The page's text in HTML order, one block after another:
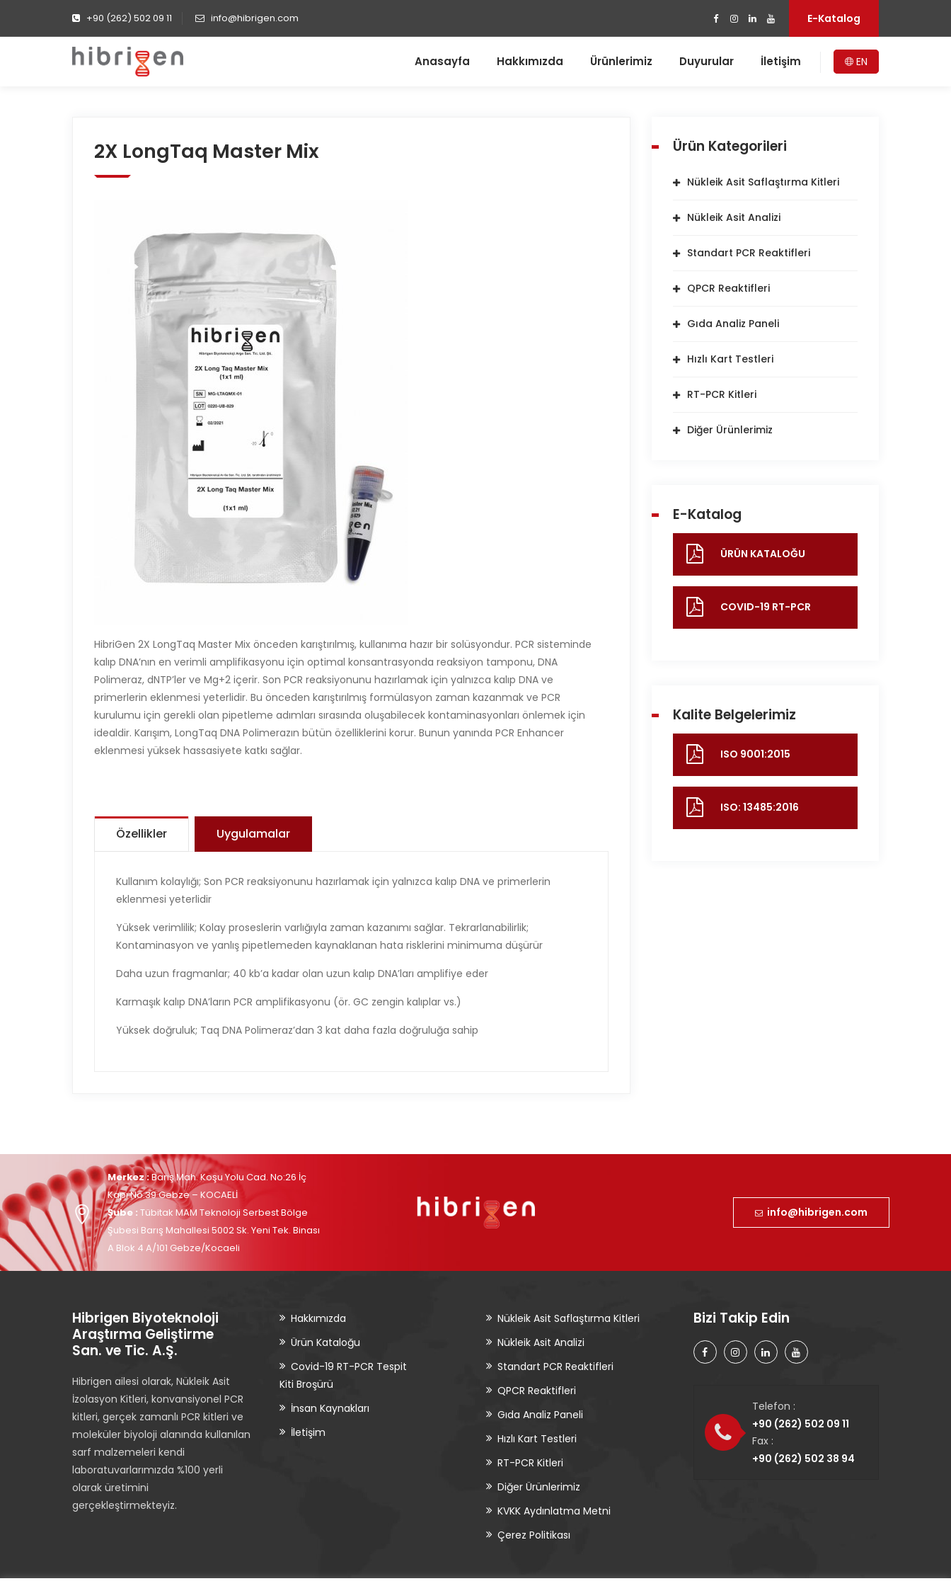
+90 (262) 502 09 11 info@hibrigen.com E-Katalog
EN
Anasayfa Hakkımızda Ürünlerimiz Duyurular İletişim
2X LongTaq Master Mix
HibriGen 2X LongTaq Master Mix önceden karıştırılmış, kullanıma hazır bir solüsyondur. PCR sisteminde
kalıp DNA’nın en verimli amplifikasyonu için optimal konsantrasyonda reaksiyon tamponu, DNA
Polimeraz, dNTP’ler ve Mg+2 içerir. Son PCR reaksiyonunu hazırlamak için yalnızca kalıp DNA ve
primerlerin eklenmesi yeterlidir. Bu önceden karıştırılmış formülasyon zaman kazanmak ve PCR
kurulumu için gerekli olan pipetleme adımları sırasında oluşabilecek kontaminasyonları önlemek için
idealdir. Karışım, LongTaq DNA Polimerazın bütün özelliklerini korur. Bunun yanında PCR Enhancer
eklenmesi yüksek hassasiyete katkı sağlar.
Özellikler Uygulamalar
Kullanım kolaylığı; Son PCR reaksiyonunu hazırlamak için yalnızca kalıp DNA ve primerlerin
eklenmesi yeterlidir
Yüksek verimlilik; Kolay proseslerin varlığıyla zaman kazanımı sağlar. Tekrarlanabilirlik;
Kontaminasyon ve yanlış pipetlemeden kaynaklanan hata risklerini minimuma düşürür
Daha uzun fragmanlar; 40 kb’a kadar olan uzun kalıp DNA’ları amplifiye eder
Karmaşık kalıp DNA’ların PCR amplifikasyonu (ör. GC zengin kalıplar vs.)
Yüksek doğruluk; Taq DNA Polimeraz’dan 3 kat daha fazla doğruluğa sahip
Ürün Kategorileri
Nükleik Asit Saflaştırma Kitleri
Nükleik Asit Analizi
Standart PCR Reaktifleri
QPCR Reaktifleri
Gıda Analiz Paneli
Hızlı Kart Testleri
RT-PCR Kitleri
Diğer Ürünlerimiz
E-Katalog
ÜRÜN KATALOĞU
COVID-19 RT-PCR
Kalite Belgelerimiz
ISO 9001:2015
ISO: 13485:2016
Merkez :Barış Mah. Koşu Yolu Cad. No:26 İç
Kapı No:39 Gebze – KOCAELİ
Şube : Tübitak MAM Teknoloji Serbest Bölge
Şubesi Barış Mahallesi 5002 Sk. Yeni Tek. Binası
A Blok 4 A/101 Gebze/Kocaeli
info@hibrigen.com
Hibrigen Biyoteknoloji
Araştırma Geliştirme
San. ve Tic. A.Ş.
Hibrigen ailesi olarak, Nükleik Asit
İzolasyon Kitleri, konvansiyonel PCR
kitleri, gerçek zamanlı PCR kitleri ve
moleküler biyoloji alanında kullanılan
sarf malzemeleri kendi
laboratuvarlarımızda %100 yerli
olarak üretimini
gerçekleştirmekteyiz.
Hakkımızda
Ürün Kataloğu
Covid-19 RT-PCR Tespit
Kiti Broşürü
İnsan Kaynakları
İletişim
Nükleik Asit Saflaştırma Kitleri
Nükleik Asit Analizi
Standart PCR Reaktifleri
QPCR Reaktifleri
Gıda Analiz Paneli
Hızlı Kart Testleri
RT-PCR Kitleri
Diğer Ürünlerimiz
KVKK Aydınlatma Metni
Çerez Politikası
Bizi Takip Edin
Telefon :
+90 (262) 502 09 11
Fax :
+90 (262) 502 38 94